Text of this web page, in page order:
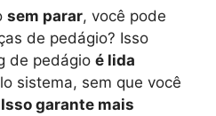
sem parar, você pode
de pedágio? Isso
de pedágio é lida
sistema, sem que você
Isso garante mais